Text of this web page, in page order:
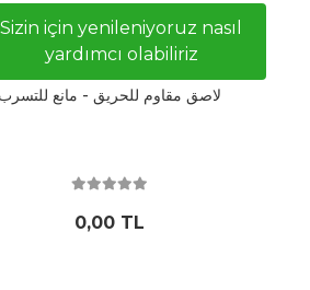
Sizin için yenileniyoruz nasıl
yardımcı olabiliriz
لاصق مقاوم للحريق - مانع للتسرب
0,00 TL